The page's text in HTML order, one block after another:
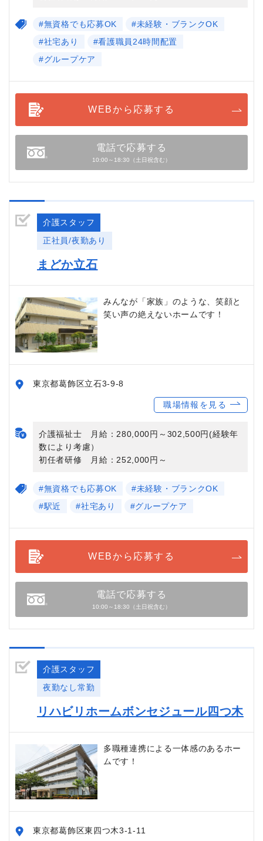
#無資格でも応募OK
#未経験・ブランクOK
#社宅あり
#看護職員24時間配置
#グループケア
WEBから応募する
電話で応募する
10:00～18:30（土日祝含む）
介護スタッフ
正社員/夜勤あり
まどか立石
みんなが「家族」のような、笑顔と
笑い声の絶えないホームです！
東京都葛飾区立石3-9-8
職場情報を見る
介護福祉士 月給：280,000円～302,500円(経験年
数により考慮）
初任者研修 月給：252,000円～
#無資格でも応募OK
#未経験・ブランクOK
#駅近
#社宅あり #グループケア
WEBから応募する
電話で応募する
10:00～18:30（土日祝含む）
介護スタッフ
夜勤なし常勤
リハビリホームボンセジュール四つ木
多職種連携による一体感のあるホー
ムです！
東京都葛飾区東四つ木3-1-11